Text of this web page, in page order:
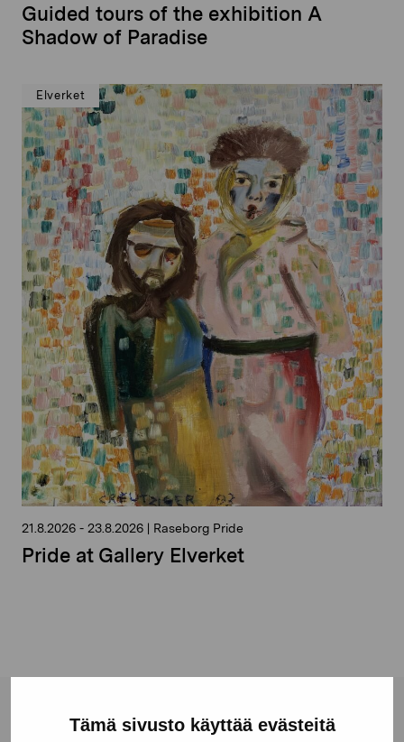
Tämä sivusto käyttää evästeitä
Guided tours of the exhibition A
Shadow of Paradise
Elverket
21.8.2026 - 23.8.2026 | Raseborg Pride
Pride at Gallery Elverket
Pro Artibus Foundation